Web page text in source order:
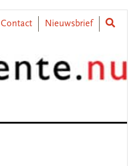
Contact Nieuwsbrief